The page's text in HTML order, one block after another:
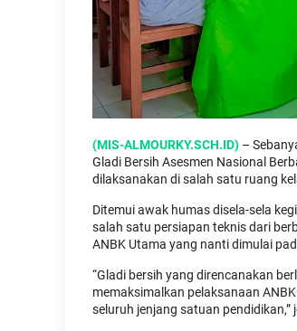
(MIS-ALMOURKY.SCH.ID) –
Gladi Bersih Asesmen Nasional
dilaksanakan di salah satu ruang
Ditemui awak humas disela-sela
salah satu persiapan teknis dari
ANBK Utama yang nanti dimulai
“Gladi bersih yang direncanakan
memaksimalkan pelaksanaan
seluruh jenjang satuan pendidikan,”